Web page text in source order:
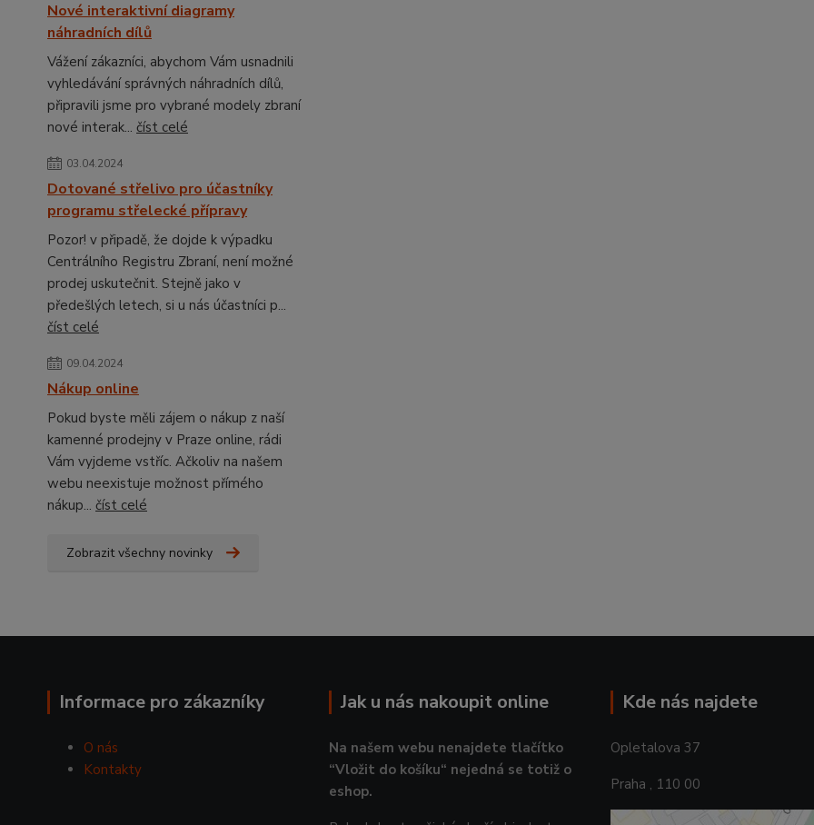
Nové interaktivní diagramy
náhradních dílů
Vážení zákazníci, abychom Vám usnadnili
vyhledávání správných náhradních dílů,
připravili jsme pro vybrané modely zbraní
nové interak... číst celé
03.04.2024
Dotované střelivo pro účastníky
programu střelecké přípravy
Pozor! v připadě, že dojde k výpadku
Centrálního Registru Zbraní, není možné
prodej uskutečnit. Stejně jako v
předešlých letech, si u nás účastníci p...
číst celé
09.04.2024
Nákup online
Pokud byste měli zájem o nákup z naší
kamenné prodejny v Praze online, rádi
Vám vyjdeme vstříc. Ačkoliv na našem
webu neexistuje možnost přímého
nákup... číst celé
Zobrazit všechny novinky
Informace pro zákazníky
O nás
Kontakty
Jak u nás nakoupit online
Na našem webu nenajdete tlačítko
“Vložit do košíku“ nejedná se totiž o
eshop.
Kde nás najdete
Opletalova 37
Praha , 110 00